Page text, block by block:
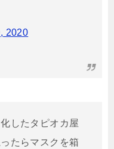
2020
したタピオカ屋
たらマスクを箱